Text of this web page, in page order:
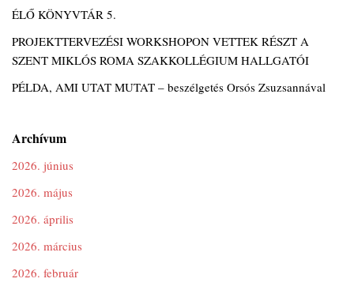
ÉLŐ KÖNYVTÁR 5.
PROJEKTTERVEZÉSI WORKSHOPON VETTEK RÉSZT A
SZENT MIKLÓS ROMA SZAKKOLLÉGIUM HALLGATÓI
PÉLDA, AMI UTAT MUTAT – beszélgetés Orsós Zsuzsannával
Archívum
2026. június
2026. május
2026. április
2026. március
2026. február